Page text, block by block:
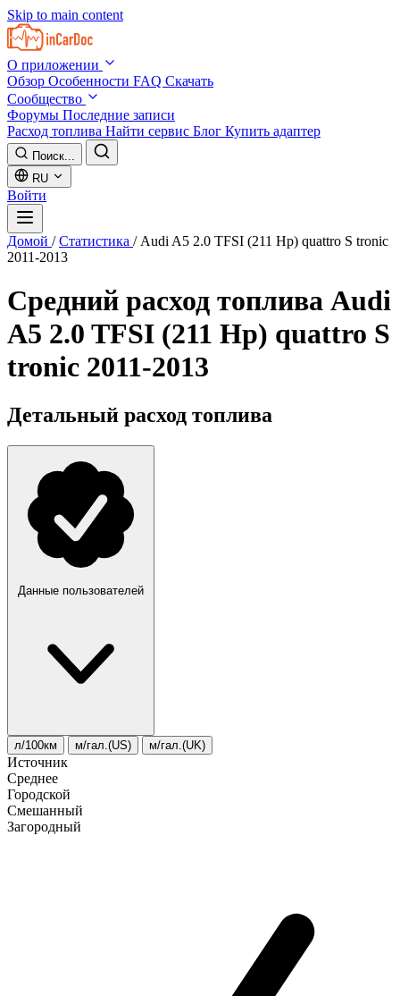
Skip to main content
О приложении
Обзор Особенности FAQ Скачать
Сообщество
Форумы Последние записи
Расход топлива Найти сервис Блог Купить адаптер
Поиск...
RU
Войти
Домой / Статистика / Audi A5 2.0 TFSI (211 Hp) quattro S tronic
2011-2013
Средний расход топлива Audi
A5 2.0 TFSI (211 Hp) quattro S
tronic 2011-2013
Детальный расход топлива
Данные пользователей
л/100км м/гал.(US) м/гал.(UK)
Источник
Среднее
Городской
Смешанный
Загородный